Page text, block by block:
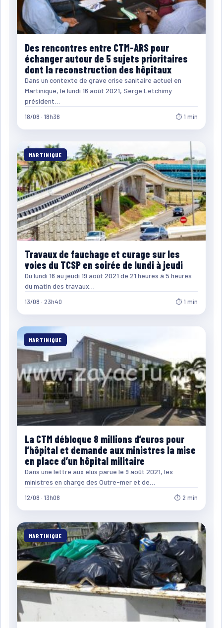
Des rencontres entre CTM-ARS pour
échanger autour de 5 sujets prioritaires
dont la reconstruction des hôpitaux
Dans un contexte de grave crise sanitaire actuel en
Martinique, le lundi 16 août 2021, Serge Letchimy
président…
18/08 · 18h36 ⏱ 1 min
MARTINIQUE
Travaux de fauchage et curage sur les
voies du TCSP en soirée de lundi à jeudi
Du lundi 16 au jeudi 19 août 2021 de 21 heures à 5 heures
du matin des travaux…
13/08 · 23h40 ⏱ 1 min
MARTINIQUE
La CTM débloque 8 millions d’euros pour
l’hôpital et demande aux ministres la mise
en place d’un hôpital militaire
Dans une lettre aux élus parue le 9 août 2021, les
ministres en charge des Outre-mer et de…
12/08 · 13h08 ⏱ 2 min
MARTINIQUE